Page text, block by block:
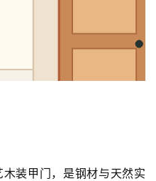
装甲门，是钢材与天然实